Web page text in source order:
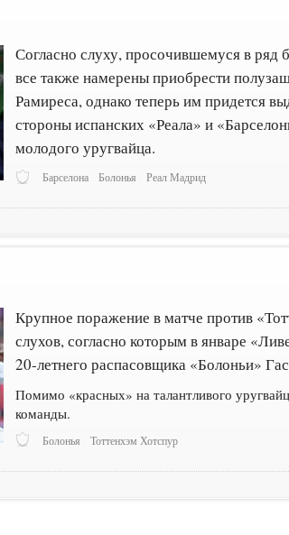
Согласно слуху, просочившемуся в ряд
все также намерены приобрести
Рамиреса, однако теперь им придется
стороны испанских «Реала» и
молодого уругвайца.
Барселона Болонья
Реал Мадрид
Крупное поражение в матче против
слухов, согласно которым в январе
20-летнего распасовщика «Болоньи»
Помимо «красных» на талантливого
команды.
Болонья
Тоттенхэм Хотспур